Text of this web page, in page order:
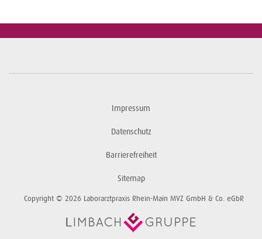
Impressum
Datenschutz
Barrierefreiheit
Sitemap
Copyright © 2026 Laborarztpraxis Rhein-Main MVZ GmbH & Co. eGbR